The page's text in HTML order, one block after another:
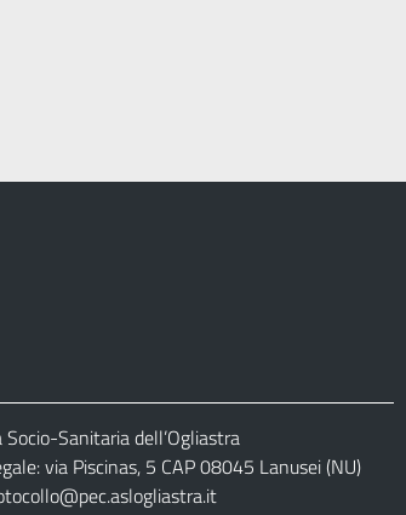
Socio-Sanitaria dell’Ogliastra
via Piscinas, 5 CAP 08045 Lanusei (NU)